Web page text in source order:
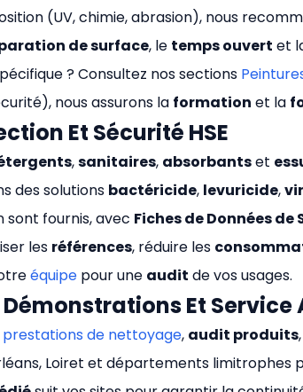
(UV, chimie, abrasion), nous
de surface, le temps ouvert et
? Consultez nos sections
nous assurons la formation et la
Et Sécurité HSE
,sanitaires, absorbantset
des solutions bactéricide, levuricide,
sont fournis, avec Fiches de Données de
les références, réduire les
équipe pour une audit de vos usages.
Et Service
prestations de nettoyage, audit produits,
Loiret et départements limitrophes